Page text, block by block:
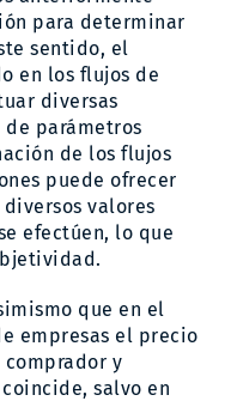
para determinar
sentido, el
en los flujos de
diversas
de parámetros
de los flujos
puede ofrecer
valores
efectúen, lo que
que en el
empresas el precio
y
salvo en